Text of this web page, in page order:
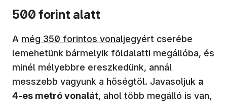
500 forint alatt
A még 350 forintos vonaljegyért cserébe
lemehetünk bármelyik földalatti megállóba, és
minél mélyebbre ereszkedünk, annál
messzebb vagyunk a hőségtől. Javasoljuk a
4-es metró vonalát, ahol több megálló is van,